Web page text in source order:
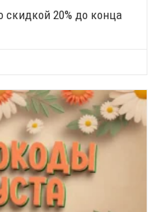
скидкой 20% до конца